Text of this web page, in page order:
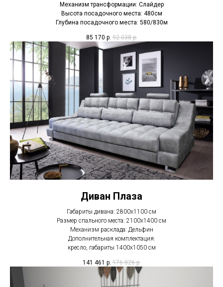
Механизм трансформации: Слайдер
Высота посадочного места: 480см
Глубина посадочного места: 580/830м
85 170 р. 92 038 р.
Диван Плаза
Габариты дивана: 2800х1100 см
Размер спального места: 2100х1400 см
Механизм расклада: Дельфин
Дополнительная комплектация:
кресло, габариты 1400х1050 см
141 461 р. 176 826 р.